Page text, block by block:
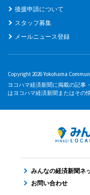
後援申請について
スタッフ募集
メールニュース登録
Copyright 2026 Yokohama
ヨコハマ経済新聞に掲載の記事
はヨコハマ経済新聞またはその
みんなの経済新聞ネ
お問い合わせ